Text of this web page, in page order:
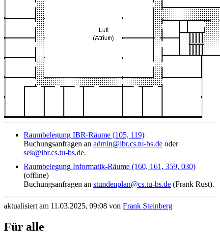
Raumbelegung IBR-Räume (105, 119)
Buchungsanfragen an admin@ibr.cs.tu-bs.de oder
sek@ibr.cs.tu-bs.de.
Raumbelegung Informatik-Räume (160, 161, 359, 030)
(offline)
Buchungsanfragen an stundenplan@cs.tu-bs.de (Frank Rust).
aktualisiert am 11.03.2025, 09:08 von Frank Steinberg
Für alle